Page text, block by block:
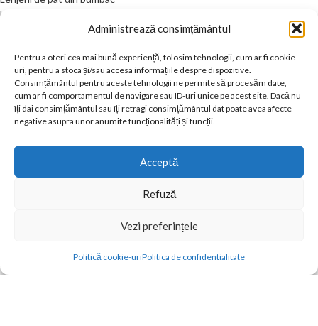
Administrează consimțământul
Pentru a oferi cea mai bună experiență, folosim tehnologii, cum ar fi cookie-
uri, pentru a stoca și/sau accesa informațiile despre dispozitive.
Consimțământul pentru aceste tehnologii ne permite să procesăm date,
cum ar fi comportamentul de navigare sau ID-uri unice pe acest site. Dacă nu
îți dai consimțământul sau îți retragi consimțământul dat poate avea afecte
negative asupra unor anumite funcționalități și funcții.
Acceptă
Refuză
Vezi preferințele
Politică cookie-uriPolitica de confidentialitate
Lenjerii de pat din finet
Lenjerii de pat cu elastic
Lenjerii creponate
Lenjerii UNI
Contul meu
Magazin
CosContul meu